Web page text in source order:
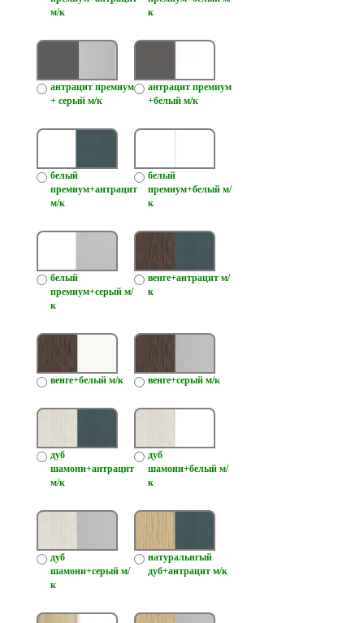
м/к
к
антрацит премиум
+ серый м/к
антрацит премиум
+белый м/к
белый
премиум+антрацит
м/к
белый
премиум+белый м/
к
белый
премиум+серый м/
к
венге+антрацит м/
к
венге+белый м/к венге+серый м/к
дуб
шамони+антрацит
м/к
дуб
шамони+белый м/
к
дуб
шамони+серый м/
к
натуральнгый
дуб+антрацит м/к